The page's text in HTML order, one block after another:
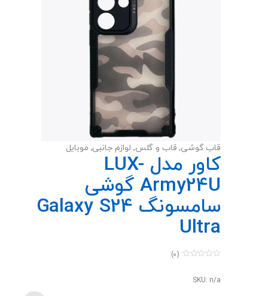
قاب گوشی, قاب و گلس, لوازم جانبی, موبایل
کاور مدل LUX-
Army24U گوشی
سامسونگ Galaxy S24
Ultra
u
(0)
SKU: n/a